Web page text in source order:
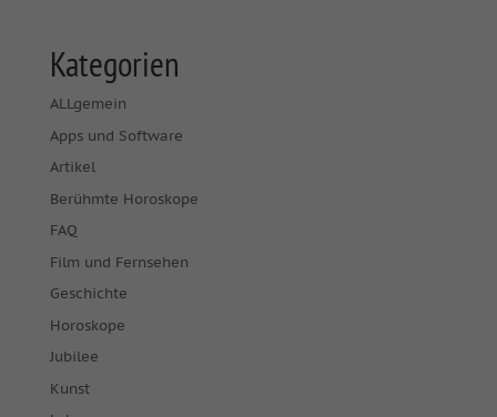
Kategorien
ALLgemein
Apps und Software
Artikel
Berühmte Horoskope
FAQ
Film und Fernsehen
Geschichte
Horoskope
Jubilee
Kunst